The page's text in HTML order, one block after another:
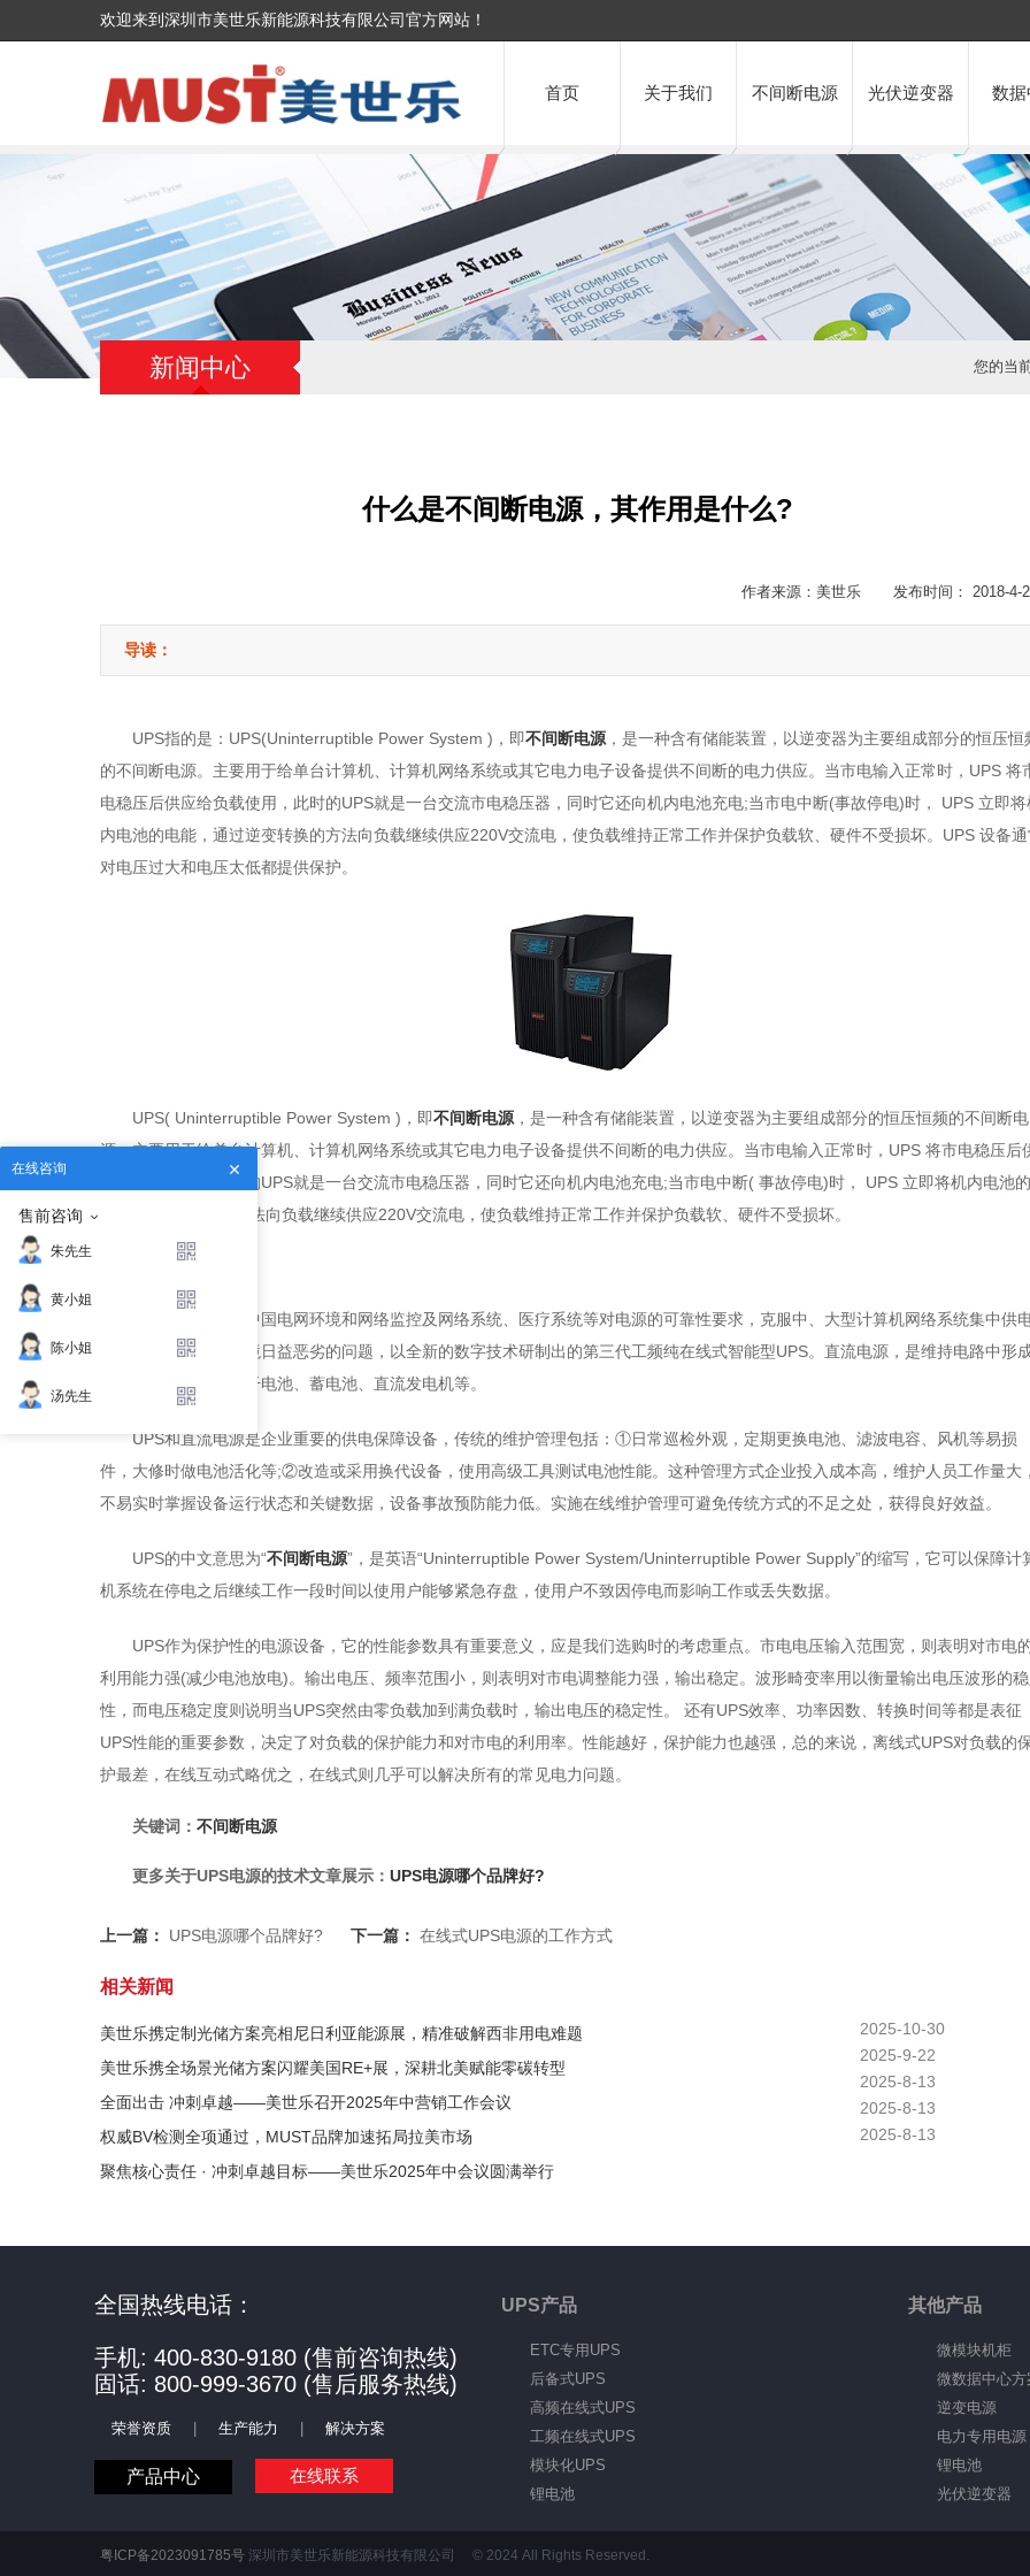
欢迎来到深圳市美世乐新能源科技有限公司官方网站！
首页 关于我们 不间断电源 光伏逆变器 数
新闻中心 您的当
什么是不间断电源，其作用是什么?
作者来源：美世乐 发布时间： 2018-4-
导读：
UPS指的是：UPS(Uninterruptible Power System )，即不间断电源 ，是一种含有储能装置，以逆变器为主要组成部分的恒压恒
的不间断电源。主要用于给单台计算机、计算机网络系统或其它电力电子设备提供不间断的电力供应。当市电输入正常时，UPS 将
电稳压后供应给负载使用，此时的UPS就是一台交流市电稳压器，同时它还向机内电池充电;当市电中断(事故停电)时， UPS 立即将
内电池的电能，通过逆变转换的方法向负载继续供应220V交流电，使负载维持正常工作并保护负载软、硬件不受损坏。UPS 设备通
对电压过大和电压太低都提供保护。
UPS( Uninterruptible Power System )，即不间断电源 ，是一种含有储能装置，以逆变器为主要组成部分的恒压恒频的不间断电
源。主要用于给单台计算机、计算机网络系统或其它电力电子设备提供不间断的电力供应。当市电输入正常时，UPS 将市电稳压后
应给负载使用，此时的UPS就是一台交流市电稳压器，同时它还向机内电池充电;当市电中断( 事故停电)时， UPS 立即将机内电池
能,通过逆变转换的方法向负载继续供应220V交流电，使负载维持正常工作并保护负载软、硬件不受损坏。
UPS电源的特点：
UPS电源是针对中国电网环境和网络监控及网络系统、医疗系统等对电源的可靠性要求，克服中、大型计算机网络系统集中供
所造成的供电电网环境日益恶劣的问题，以全新的数字技术研制出的第三代工频纯在线式智能型UPS。直流电源，是维持电路中形
稳恒电流的装置。如干电池、蓄电池、直流发电机等。
UPS和直流电源是企业重要的供电保障设备，传统的维护管理包括：①日常巡检外观，定期更换电池、滤波电容、风机等易损
件，大修时做电池活化等;②改造或采用换代设备，使用高级工具测试电池性能。这种管理方式企业投入成本高，维护人员工作量大，
不易实时掌握设备运行状态和关键数据，设备事故预防能力低。实施在线维护管理可避免传统方式的不足之处，获得良好效益。
UPS的中文意思为“不间断电源”，是英语“Uninterruptible Power System/Uninterruptible Power Supply”的缩写，它可以保障计
机系统在停电之后继续工作一段时间以使用户能够紧急存盘，使用户不致因停电而影响工作或丢失数据。
UPS作为保护性的电源设备，它的性能参数具有重要意义，应是我们选购时的考虑重点。市电电压输入范围宽，则表明对市电
利用能力强(减少电池放电)。输出电压、频率范围小，则表明对市电调整能力强，输出稳定。波形畸变率用以衡量输出电压波形的
性，而电压稳定度则说明当UPS突然由零负载加到满负载时，输出电压的稳定性。 还有UPS效率、功率因数、转换时间等都是表征
UPS性能的重要参数，决定了对负载的保护能力和对市电的利用率。性能越好，保护能力也越强，总的来说，离线式UPS对负载的
护最差，在线互动式略优之，在线式则几乎可以解决所有的常见电力问题。
关键词： 不间断电源
更多关于UPS电源的技术文章展示： UPS电源哪个品牌好?
上一篇： UPS电源哪个品牌好? 下一篇： 在线式UPS电源的工作方式
相关新闻
2025-10-30
美世乐携定制光储方案亮相尼日利亚能源展，精准破解西非用电难题
2025-9-22
美世乐携全场景光储方案闪耀美国RE+展，深耕北美赋能零碳转型
2025-8-13
全面出击 冲刺卓越——美世乐召开2025年中营销工作会议
2025-8-13
权威BV检测全项通过，MUST品牌加速拓局拉美市场
2025-8-13
聚焦核心责任 · 冲刺卓越目标——美世乐2025年中会议圆满举行
全国热线电话：
手机: 400-830-9180 (售前咨询热线)
固话: 800-999-3670 (售后服务热线)
荣誉资质 生产能力 解决方案
产品中心 在线联系
UPS产品
ETC专用UPS
后备式UPS
高频在线式UPS
工频在线式UPS
模块化UPS
锂电池
其他产品
微模块机柜
微数据中心方
逆变电源
电力专用电源
锂电池
光伏逆变器
粤ICP备2023091785号 深圳市美世乐新能源科技有限公司 © 2024 All Rights Reserved.
在线咨询
售前咨询
朱先生
黄小姐
陈小姐
汤先生